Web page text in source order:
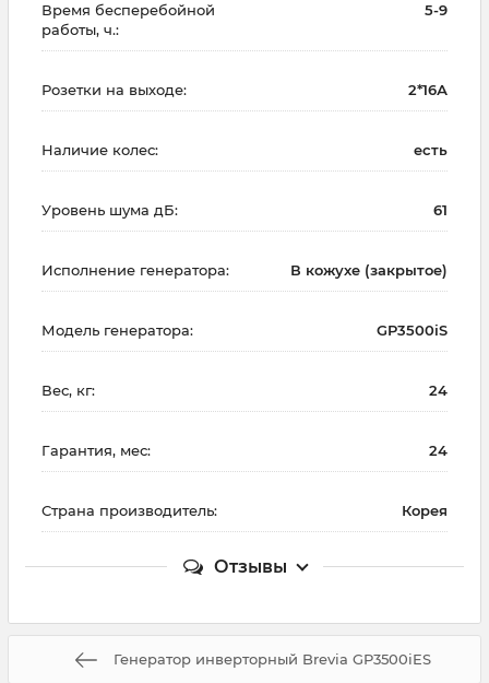
Время бесперебойной
работы, ч.:
5-9
Розетки на выходе: 2*16А
Наличие колес: есть
Уровень шума дБ: 61
Исполнение генератора: В кожухе (закрытое)
Модель генератора: GP3500iS
Вес, кг: 24
Гарантия, мес: 24
Страна производитель: Корея
Отзывы
Генератор инверторный Brevia GP3500iES